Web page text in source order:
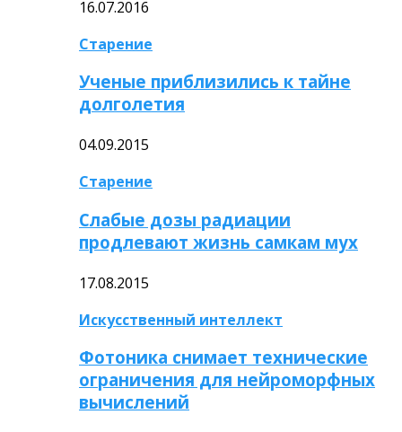
16.07.2016
Старение
Ученые приблизились к тайне
долголетия
04.09.2015
Старение
Слабые дозы радиации
продлевают жизнь самкам мух
17.08.2015
Искусственный интеллект
Фотоника снимает технические
ограничения для нейроморфных
вычислений